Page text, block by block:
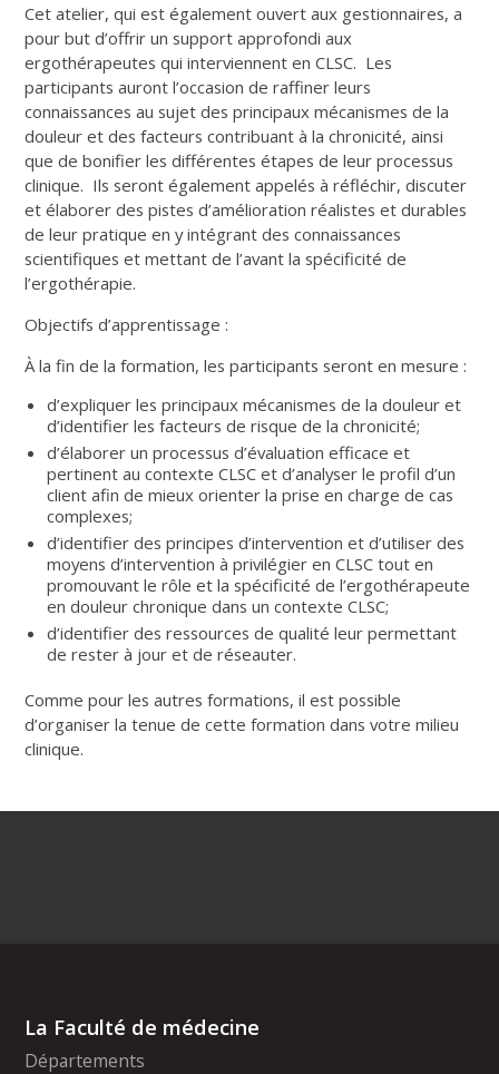
Cet atelier, qui est également ouvert aux gestionnaires, a
pour but d’offrir un support approfondi aux
ergothérapeutes qui interviennent en CLSC. Les
participants auront l’occasion de raffiner leurs
connaissances au sujet des principaux mécanismes de la
douleur et des facteurs contribuant à la chronicité, ainsi
que de bonifier les différentes étapes de leur processus
clinique. Ils seront également appelés à réfléchir, discuter
et élaborer des pistes d’amélioration réalistes et durables
de leur pratique en y intégrant des connaissances
scientifiques et mettant de l’avant la spécificité de
l’ergothérapie.
Objectifs d’apprentissage :
À la fin de la formation, les participants seront en mesure :
d’expliquer les principaux mécanismes de la douleur et
d’identifier les facteurs de risque de la chronicité;
d’élaborer un processus d’évaluation efficace et
pertinent au contexte CLSC et d’analyser le profil d’un
client afin de mieux orienter la prise en charge de cas
complexes;
d’identifier des principes d’intervention et d’utiliser des
moyens d’intervention à privilégier en CLSC tout en
promouvant le rôle et la spécificité de l’ergothérapeute
en douleur chronique dans un contexte CLSC;
d’identifier des ressources de qualité leur permettant
de rester à jour et de réseauter.
Comme pour les autres formations, il est possible
d’organiser la tenue de cette formation dans votre milieu
clinique.
La Faculté de médecine
Départements